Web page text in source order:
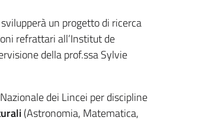
un progetto di ricerca
refrattari all’Institut de
della prof.ssa Sylvie
dei Lincei per discipline
(Astronomia, Matematica,